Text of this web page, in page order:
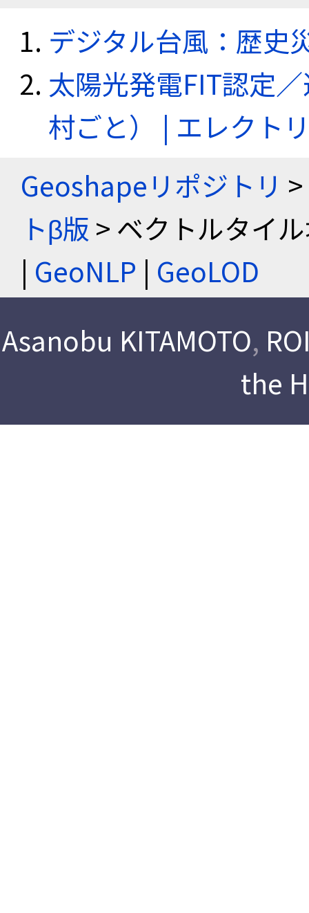
デジタル台風：歴史
太陽光発電FIT認定
村ごと） | エレクト
Geoshapeリポジトリ >
トβ版 > ベクトルタイ
| GeoNLP | GeoLOD
Asanobu KITAMOTO,
the